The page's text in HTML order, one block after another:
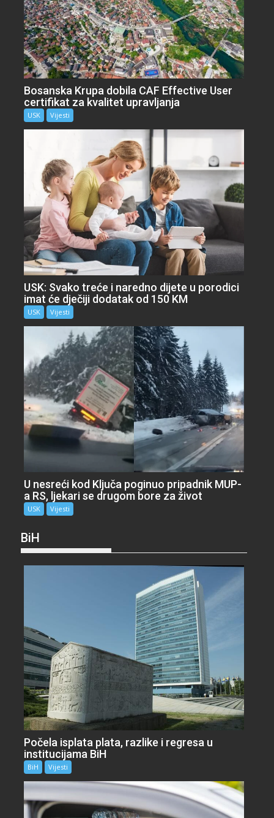
Bosanska Krupa dobila CAF Effective User
certifikat za kvalitet upravljanja
USK Vijesti
USK: Svako treće i naredno dijete u porodici
imat će dječiji dodatak od 150 KM
USK Vijesti
U nesreći kod Ključa poginuo pripadnik MUP-
a RS, ljekari se drugom bore za život
USK Vijesti
BiH
Počela isplata plata, razlike i regresa u
institucijama BiH
BiH Vijesti